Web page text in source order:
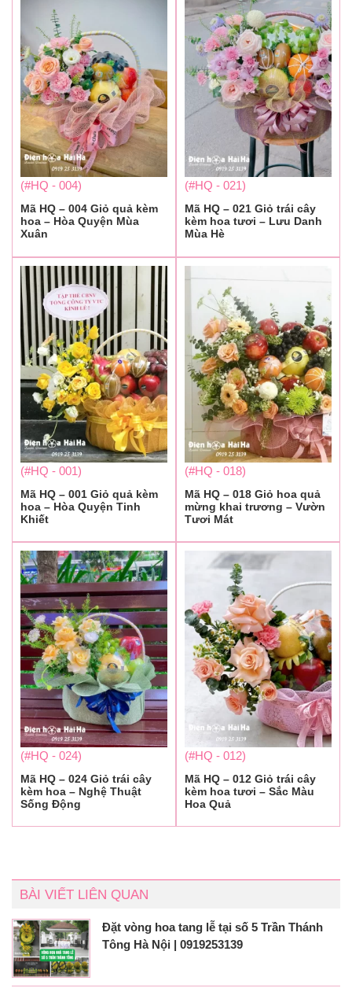
(#HQ - 004)
Mã HQ – 004 Giỏ quả kèm
hoa – Hòa Quyện Mùa
Xuân
(#HQ - 021)
Mã HQ – 021 Giỏ trái cây
kèm hoa tươi – Lưu Danh
Mùa Hè
(#HQ - 001)
Mã HQ – 001 Giỏ quả kèm
hoa – Hòa Quyện Tinh
Khiết
(#HQ - 018)
Mã HQ – 018 Giỏ hoa quả
mừng khai trương – Vườn
Tươi Mát
(#HQ - 024)
Mã HQ – 024 Giỏ trái cây
kèm hoa – Nghệ Thuật
Sống Động
(#HQ - 012)
Mã HQ – 012 Giỏ trái cây
kèm hoa tươi – Sắc Màu
Hoa Quả
BÀI VIẾT LIÊN QUAN
Đặt vòng hoa tang lễ tại số 5 Trần Thánh
Tông Hà Nội | 0919253139